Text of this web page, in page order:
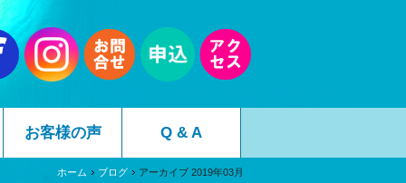
お客様の声 Q & A
ホーム ブログ アーカイブ 2019年03月